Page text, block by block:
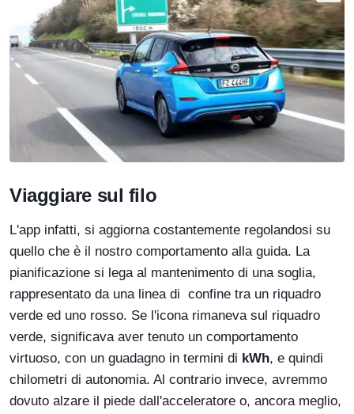
Viaggiare sul filo
L'app infatti, si aggiorna costantemente regolandosi su
quello che è il nostro comportamento alla guida. La
pianificazione si lega al mantenimento di una soglia,
rappresentato da una linea di confine tra un riquadro
verde ed uno rosso. Se l'icona rimaneva sul riquadro
verde, significava aver tenuto un comportamento
virtuoso, con un guadagno in termini di kWh, e quindi
chilometri di autonomia. Al contrario invece, avremmo
dovuto alzare il piede dall'acceleratore o, ancora meglio,